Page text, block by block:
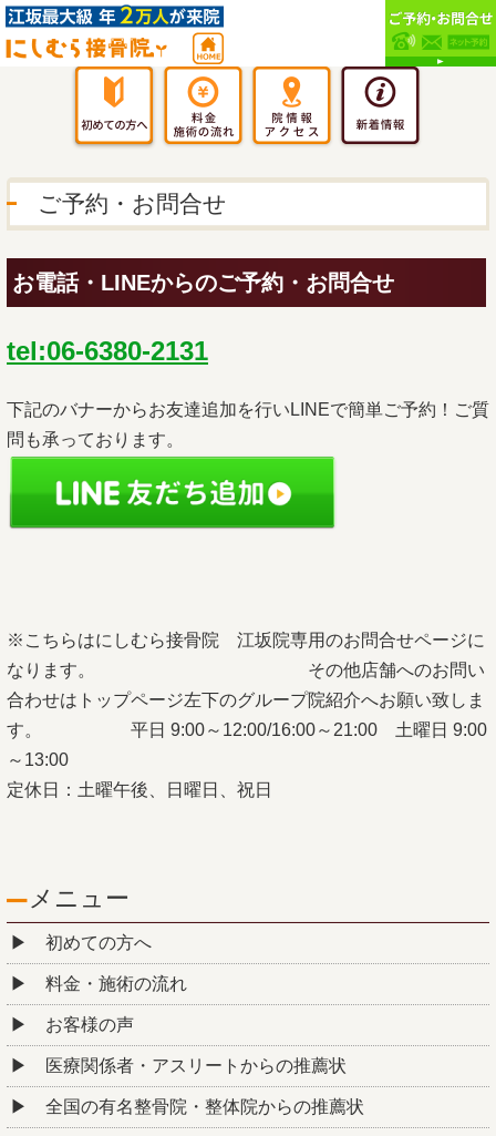
ご予約・お問合せ
お電話・LINEからのご予約・お問合せ
tel:06-6380-2131
下記のバナーからお友達追加を行いLINEで簡単ご予約！ご質
問も承っております。
※こちらはにしむら接骨院 江坂院専用のお問合せページに
なります。 その他店舗へのお問い
合わせはトップページ左下のグループ院紹介へお願い致しま
す。 平日 9:00～12:00/16:00～21:00 土曜日 9:00
～13:00
定休日：土曜午後、日曜日、祝日
メニュー
初めての方へ
料金・施術の流れ
お客様の声
医療関係者・アスリートからの推薦状
全国の有名整骨院・整体院からの推薦状